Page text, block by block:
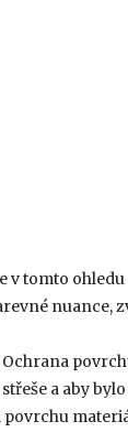
tomto
nuance,
a aby